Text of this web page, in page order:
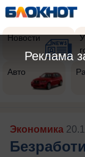
Новости
Авто
Экономика
Реклама